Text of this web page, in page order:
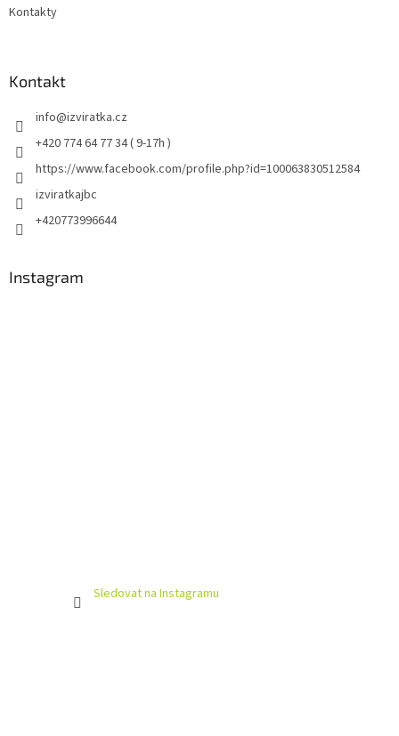
Kontakty
Kontakt
info@izviratka.cz
+420 774 64 77 34 ( 9-17h )
https://www.facebook.com/profile.php?id=100063830512584
izviratkajbc
+420773996644
Instagram
Sledovat na Instagramu